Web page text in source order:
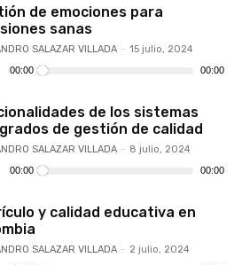
de emociones para
sanas
SALAZAR VILLADA - 15 julio, 2024
00:00 00:00
de los sistemas
de gestión de calidad
SALAZAR VILLADA - 8 julio, 2024
00:00 00:00
y calidad educativa en
SALAZAR VILLADA - 2 julio, 2024